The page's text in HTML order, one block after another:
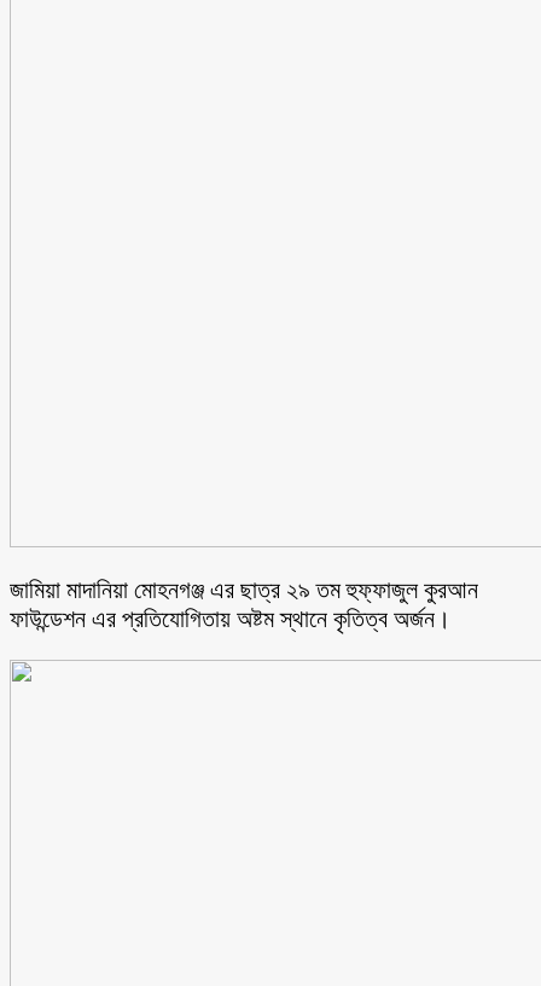
জামিয়া মাদানিয়া মোহনগঞ্জ এর ছাত্র ২৯ তম হুফ্ফাজুল কুরআন
ফাউন্ডেশন এর প্রতিযোগিতায় অষ্টম স্থানে কৃতিত্ব অর্জন।